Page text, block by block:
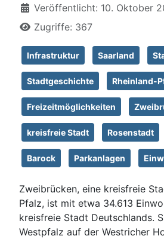
Veröffentlicht: 10. Oktober
Zugriffe: 367
Infrastruktur Saarland
Stadtgeschichte Rheinland-
Freizeitmöglichkeiten
kreisfreie Stadt Rosenstadt
Barock Parkanlagen
Zweibrücken, eine kreisfreie
Pfalz, ist mit etwa 34.613
kreisfreie Stadt Deutschlands.
Westpfalz auf der Westricher